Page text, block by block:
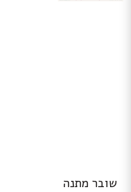
שובר מתנה